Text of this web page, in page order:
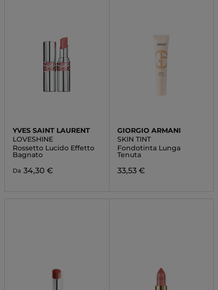
YVES SAINT LAURENT
LOVESHINE
Rossetto Lucido Effetto
Bagnato
Da 34,30 €
GIORGIO ARMANI
SKIN TINT
Fondotinta Lunga
Tenuta
33,53 €